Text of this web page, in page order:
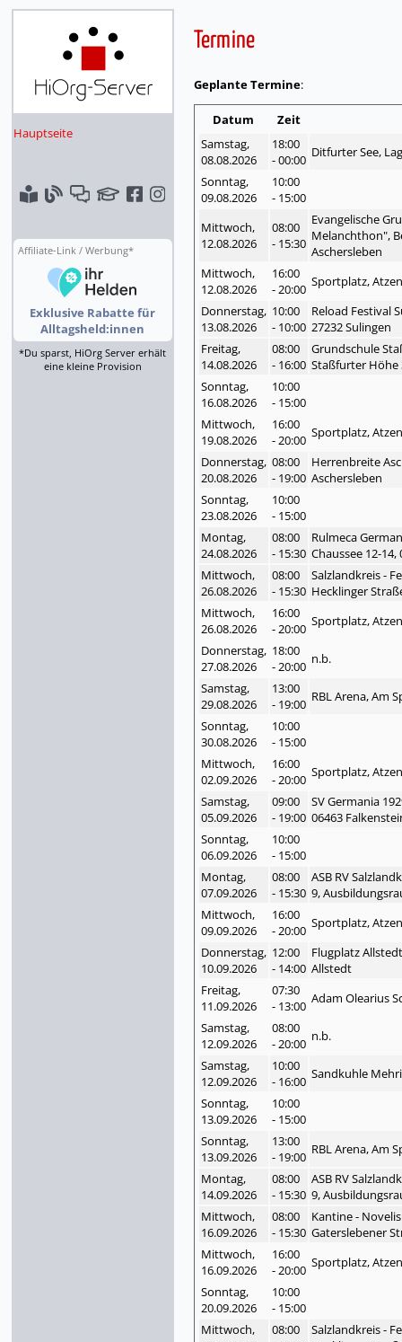
Hauptseite
Affiliate-Link / Werbung*
Exklusive Rabatte für
Alltagsheld:innen
*Du sparst, HiOrg Server erhält
eine kleine Provision
Termine
Geplante Termine:
Datum
Zeit
Samstag,
08.08.2026
18:00
- 00:00 Ditfurter See,
Sonntag,
09.08.2026
10:00
- 15:00
Mittwoch,
12.08.2026
08:00
- 15:30
Evangelische
Melanchthon",
Aschersleben
Mittwoch,
12.08.2026
16:00
- 20:00 Sportplatz,
Donnerstag,
13.08.2026
10:00
- 10:00
Reload Festival
27232 Sulingen
Freitag,
14.08.2026
08:00
- 16:00
Grundschule
Staßfurter Höhe
Sonntag,
16.08.2026
10:00
- 15:00
Mittwoch,
19.08.2026
16:00
- 20:00 Sportplatz,
Donnerstag,
20.08.2026
08:00
- 19:00
Herrenbreite
Aschersleben
Sonntag,
23.08.2026
10:00
- 15:00
Montag,
24.08.2026
08:00
- 15:30
Rulmeca
Chaussee 12-
Mittwoch,
26.08.2026
08:00
- 15:30
Salzlandkreis -
Hecklinger
Mittwoch,
26.08.2026
16:00
- 20:00 Sportplatz,
Donnerstag,
27.08.2026
18:00
- 20:00 n.b.
Samstag,
29.08.2026
13:00
- 19:00 RBL Arena, Am
Sonntag,
30.08.2026
10:00
- 15:00
Mittwoch,
02.09.2026
16:00
- 20:00 Sportplatz,
Samstag,
05.09.2026
09:00
- 19:00
SV Germania
06463
Sonntag,
06.09.2026
10:00
- 15:00
Montag,
07.09.2026
08:00
- 15:30
ASB RV
9,
Mittwoch,
09.09.2026
16:00
- 20:00 Sportplatz,
Donnerstag,
10.09.2026
12:00
- 14:00
Flugplatz
Allstedt
Freitag,
11.09.2026
07:30
- 13:00 Adam Olearius
Samstag,
12.09.2026
08:00
- 20:00 n.b.
Samstag,
12.09.2026
10:00
- 16:00 Sandkuhle
Sonntag,
13.09.2026
10:00
- 15:00
Sonntag,
13.09.2026
13:00
- 19:00 RBL Arena, Am
Montag,
14.09.2026
08:00
- 15:30
ASB RV
9,
Mittwoch,
16.09.2026
08:00
- 15:30
Kantine -
Gaterslebener
Mittwoch,
16.09.2026
16:00
- 20:00 Sportplatz,
Sonntag,
20.09.2026
10:00
- 15:00
Mittwoch,
08:00
Salzlandkreis -